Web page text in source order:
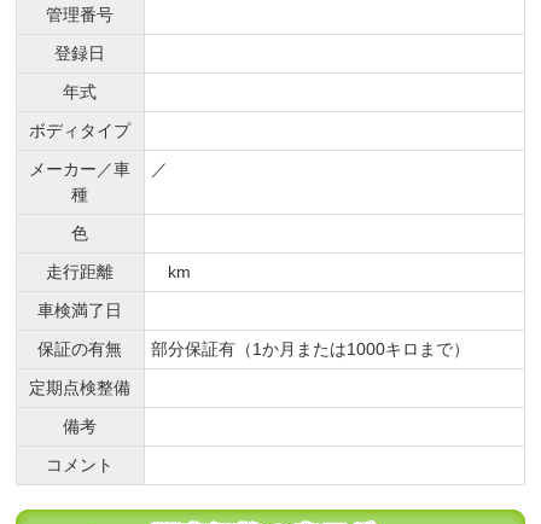
管理番号
登録日
年式
ボディタイプ
メーカー／車
種
／
色
走行距離
km
車検満了日
保証の有無
部分保証有（1か月または1000キロまで）
定期点検整備
備考
コメント